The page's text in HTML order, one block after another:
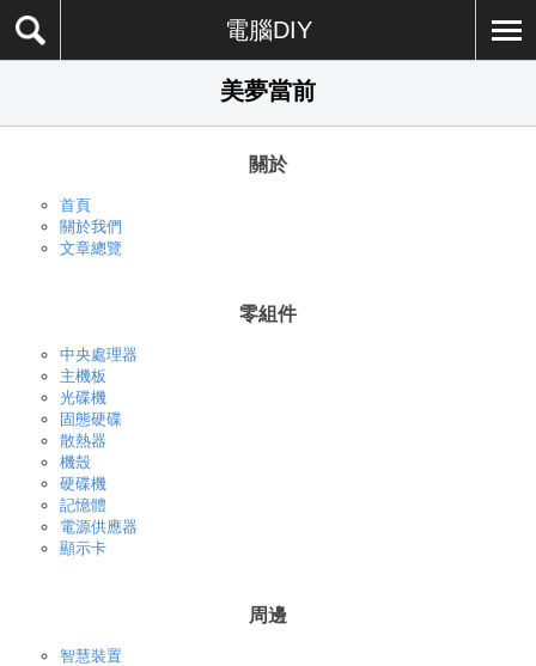
電腦DIY
美夢當前
關於
首頁
關於我們
文章總覽
零組件
中央處理器
主機板
光碟機
固態硬碟
散熱器
機殼
硬碟機
記憶體
電源供應器
顯示卡
周邊
智慧裝置